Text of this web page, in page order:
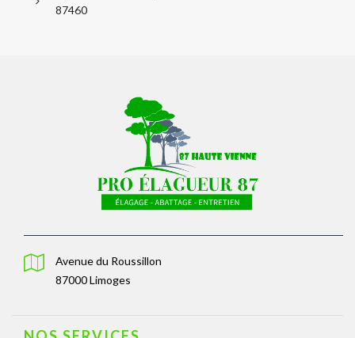
87460
Avenue du Roussillon
87000 Limoges